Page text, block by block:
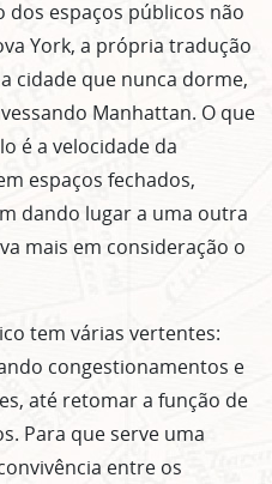
dos espaços públicos não
York, a própria tradução
cidade que nunca dorme,
Manhattan. O que
é a velocidade da
espaços fechados,
dando lugar a uma outra
mais em consideração o
tem várias vertentes:
congestionamentos e
até retomar a função de
Para que serve uma
entre os